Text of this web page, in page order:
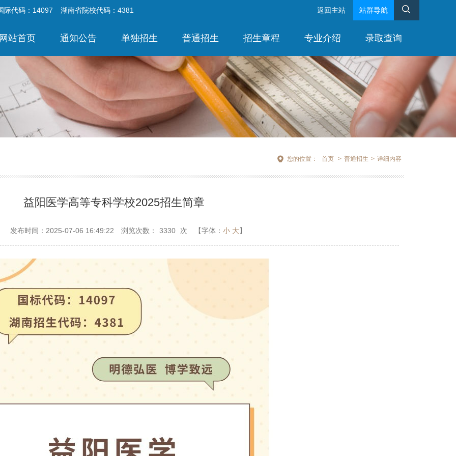
际代码：14097 湖南省院校代码：4381 返回主站 站群导航
站首页 通知公告 单独招生 普通招生 招生章程 专业介绍 录取查询
您的位置： 首页 > 普通招生 > 详细内容
益阳医学高等专科学校2025招生简章
发布时间：2025-07-06 16:49:22 浏览次数： 3330 次 【字体： 小 大】